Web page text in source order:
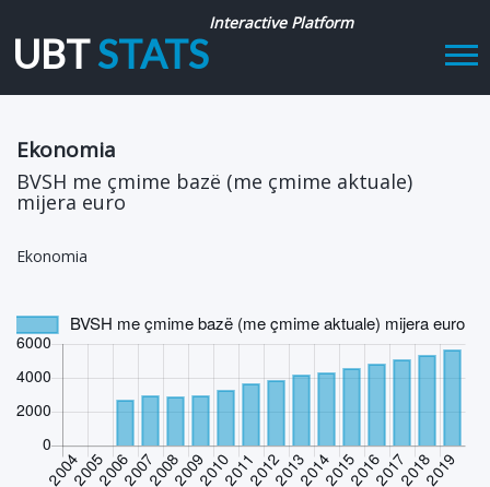
UBTSTATS
Interactive Platform
Ekonomia
BVSH me çmime bazë (me çmime aktuale)
mijera euro
Ekonomia